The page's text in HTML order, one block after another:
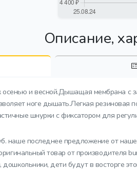
Описание,
и весной.Дышащая мембрана с
ноге дышать.Легкая резиновая
шнурки с фиксатором для
наше последнее предложение от
товар от производителя
дети будут в восторге